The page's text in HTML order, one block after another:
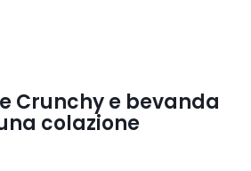
Crunchy e bevanda
colazione